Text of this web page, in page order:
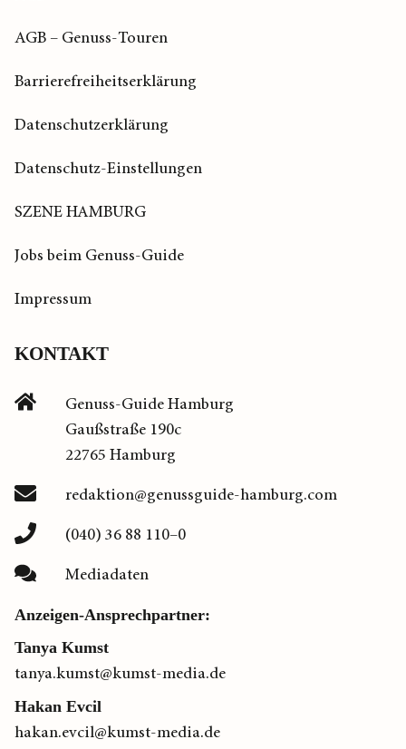
AGB – Genuss-Touren
Barrierefreiheitserklärung
Datenschutzerklärung
Datenschutz-Einstellungen
SZENE HAMBURG
Jobs beim Genuss-Guide
Impressum
KONTAKT
Genuss-Guide Hamburg
Gaußstraße 190c
22765 Hamburg
redaktion@genussguide-hamburg.com
(040) 36 88 110–0
Mediadaten
Anzeigen-Ansprechpartner:
Tanya Kumst
tanya.kumst@kumst-media.de
Hakan Evcil
hakan.evcil@kumst-media.de